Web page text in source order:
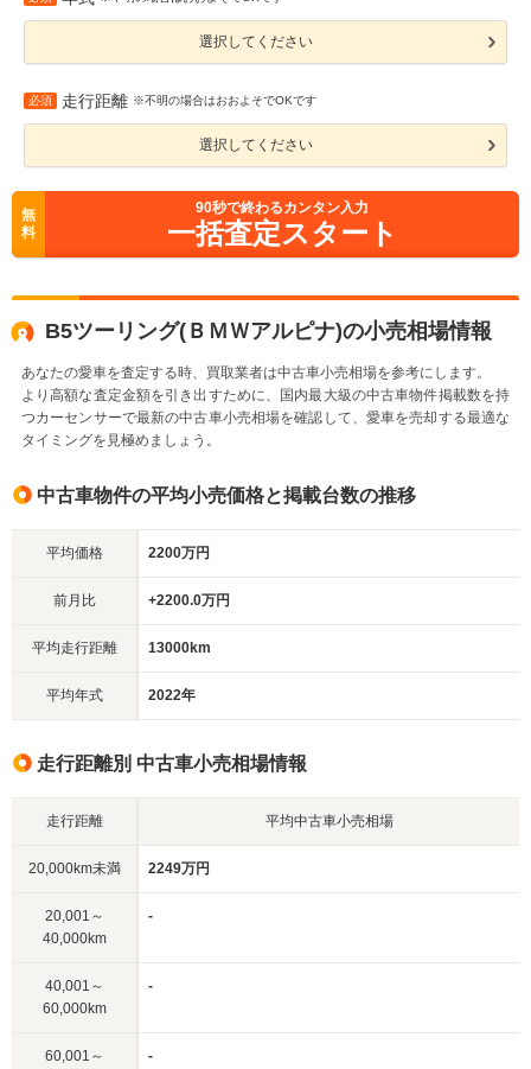
選択してください
必須 走行距離 ※不明の場合はおおよそでOKです
選択してください
無
料
90秒で終わるカンタン入力
一括査定スタート
B5ツーリング(ＢＭＷアルピナ)の小売相場情報
あなたの愛車を査定する時、買取業者は中古車小売相場を参考にします。
より高額な査定金額を引き出すために、国内最大級の中古車物件掲載数を持
つカーセンサーで最新の中古車小売相場を確認して、愛車を売却する最適な
タイミングを見極めましょう。
中古車物件の平均小売価格と掲載台数の推移
平均価格 2200万円
前月比 +2200.0万円
平均走行距離 13000km
平均年式 2022年
走行距離別 中古車小売相場情報
走行距離 平均中古車小売相場
20,000km未満 2249万円
20,001～
40,000km
-
40,001～
60,000km
-
60,001～
-